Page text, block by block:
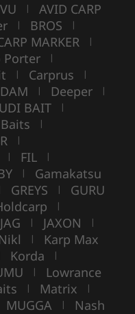
| AVID CARP
| BROS |
MARKER |
Porter |
| Carprus |
DAM | Deeper |
BAIT |
|
|
| FIL |
| Gamakatsu
GREYS | GURU
|
JAG | JAXON |
| Karp Max
Korda |
| Lowrance
| Matrix |
MUGGA | Nash